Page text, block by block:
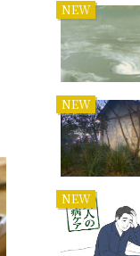
NEW
NEW
NEW